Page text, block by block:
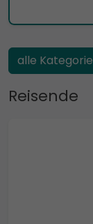
alle
Reisende